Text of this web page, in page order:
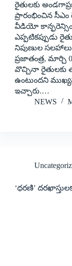
రైతులకు
ప్రారంభించిన సీఎం
వీడియో
ఎప్పటికప్పుడు
నిపుణుల
ప్రజాతంత్ర, మార్చి
వొచ్చినా రైతులకు
ఉంటుందని
ఇచ్చారు.…
NEWS
‘ధరణి’